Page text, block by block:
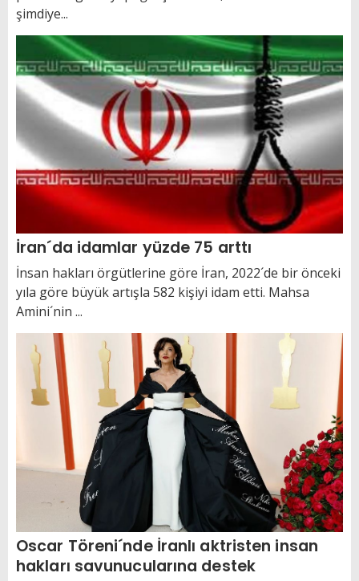
şimdiye...
İran´da idamlar yüzde 75 arttı
İnsan hakları örgütlerine göre İran, 2022´de bir önceki
yıla göre büyük artışla 582 kişiyi idam etti. Mahsa
Amini´nin ...
Oscar Töreni´nde İranlı aktristen insan
hakları savunucularına destek